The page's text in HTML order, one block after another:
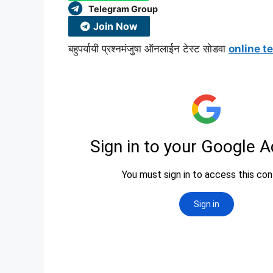
Telegram Group
Join Now
बहुपर्यायी प्रश्नमंजुषा ऑनलाईन टेस्ट सोडवा online